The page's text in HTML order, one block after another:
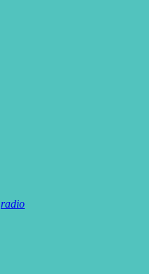
radio